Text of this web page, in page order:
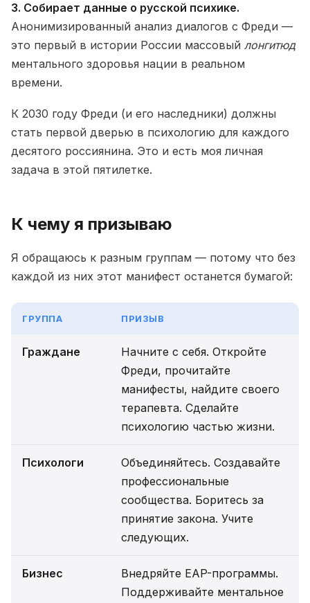
3. Собирает данные о русской психике.
Анонимизированный анализ диалогов с Фреди —
это первый в истории России массовый лонгитюд
ментального здоровья нации в реальном
времени.
К 2030 году Фреди (и его наследники) должны
стать первой дверью в психологию для каждого
десятого россиянина. Это и есть моя личная
задача в этой пятилетке.
К чему я призываю
Я обращаюсь к разным группам — потому что без
каждой из них этот манифест останется бумагой:
ГРУППА ПРИЗЫВ
Граждане
Начните с себя. Откройте
Фреди, прочитайте
манифесты, найдите своего
терапевта. Сделайте
психологию частью жизни.
Психологи
Объединяйтесь. Создавайте
профессиональные
сообщества. Боритесь за
принятие закона. Учите
следующих.
Бизнес
Внедряйте EAP-программы.
Поддерживайте ментальное